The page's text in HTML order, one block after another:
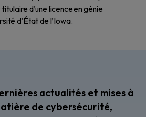
d’une licence en génie
d’État de l’Iowa.
actualités et mises à
de cybersécurité,